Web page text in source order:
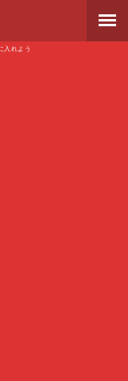
入れよう